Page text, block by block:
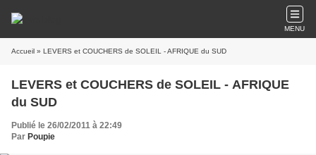
MENU
Accueil » LEVERS et COUCHERS de SOLEIL - AFRIQUE du SUD
LEVERS et COUCHERS de SOLEIL - AFRIQUE
du SUD
Publié le 26/02/2011 à 22:49
Par Poupie